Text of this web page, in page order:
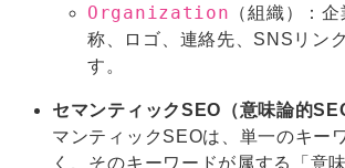
Organization （組織）：
称、ロゴ、連絡先、SNSリン
す。
セマンティックSEO（意味論的
マンティックSEOは、単一のキー
く、そのキーワードが属する「意